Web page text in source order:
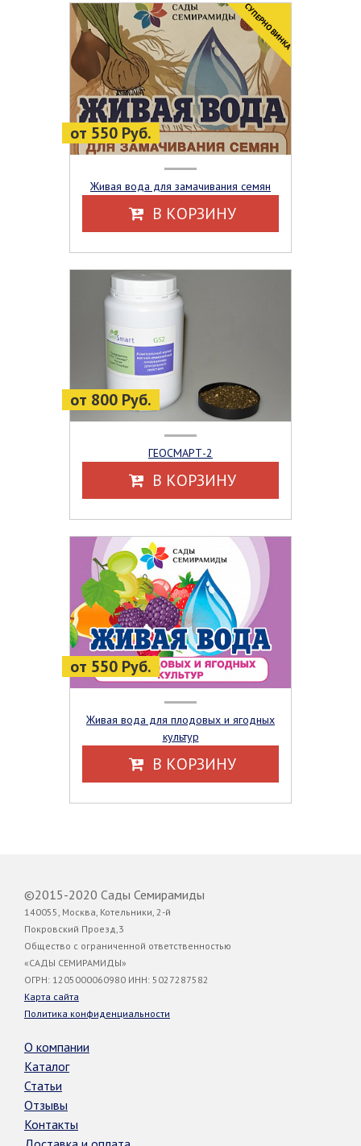
от 550 Руб.
CУПЕРНОВИНКА
Живая вода для замачивания семян
В КОРЗИНУ
от 800 Руб.
ГЕОСМАРТ-2
В КОРЗИНУ
от 550 Руб.
Живая вода для плодовых и ягодных
культур
В КОРЗИНУ
©2015-2020 Сады Семирамиды
140055, Москва, Котельники, 2-й
Покровский Проезд,3
Общество с ограниченной ответственностью
«САДЫ СЕМИРАМИДЫ»
ОГРН: 1205000060980 ИНН: 5027287582
Карта сайта
Политика конфиденциальности
О компании
Каталог
Статьи
Отзывы
Контакты